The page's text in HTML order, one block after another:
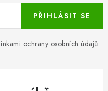
ochrany osobních údajů
PŘIHLÁSIT SE